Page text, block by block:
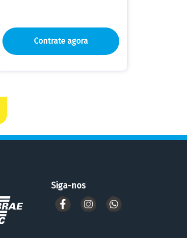
Contrate agora
Siga-nos